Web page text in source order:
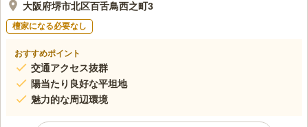
大阪府堺市北区百舌鳥西之町3
檀家になる必要なし
おすすめポイント
交通アクセス抜群
陽当たり良好な平坦地
魅力的な周辺環境